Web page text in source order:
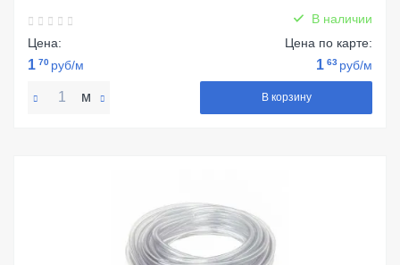
В наличии
Цена:
1 70 руб/м
Цена по карте:
1 63 руб/м
м В корзину